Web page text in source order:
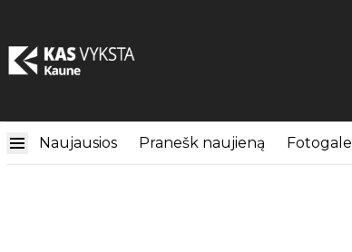
Naujausios Pranešk naujieną